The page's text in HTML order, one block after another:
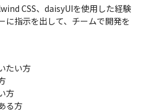
採用しています
、コミュニケーションツール
ミュニケーションツールは先方
建設業向けCO2排出量積算ツール
CSS、daisyUIを使用した経験
に指示を出して、チームで開発を
たい方
方
る方